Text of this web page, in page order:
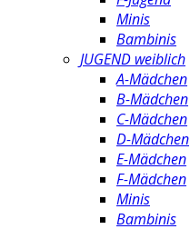
Minis
Bambinis
JUGEND weiblich
A-Mädchen
B-Mädchen
C-Mädchen
D-Mädchen
E-Mädchen
F-Mädchen
Minis
Bambinis